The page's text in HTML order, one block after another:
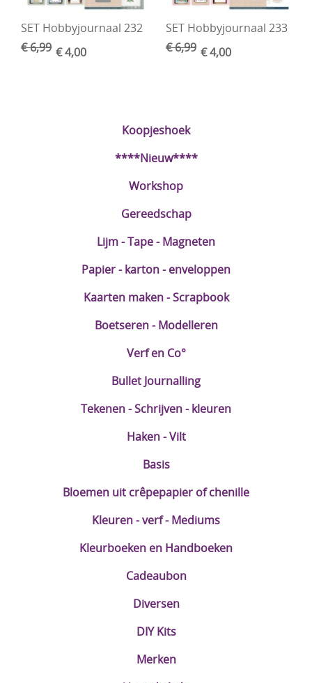
Koopjeshoek
****Nieuw****
Workshop
Gereedschap
Lijm - Tape - Magneten
Papier - karton - enveloppen
Kaarten maken - Scrapbook
Boetseren - Modelleren
Verf en Co°
Bullet Journalling
Tekenen - Schrijven - kleuren
Haken - Vilt
Basis
Bloemen uit crêpepapier of chenille
Kleuren - verf - Mediums
Kleurboeken en Handboeken
Cadeaubon
Diversen
DIY Kits
Merken
SET Hobbyjournaal 232
€ 6,99 € 4,00
SET Hobbyjournaal 233
€ 6,99 € 4,00